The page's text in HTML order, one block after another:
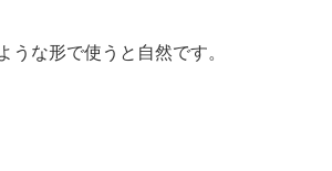
うな形で使うと自然です。